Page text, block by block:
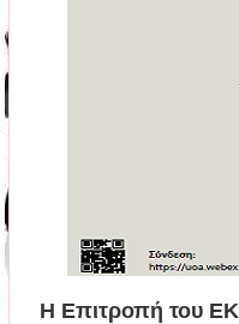
Η Επιτροπή του